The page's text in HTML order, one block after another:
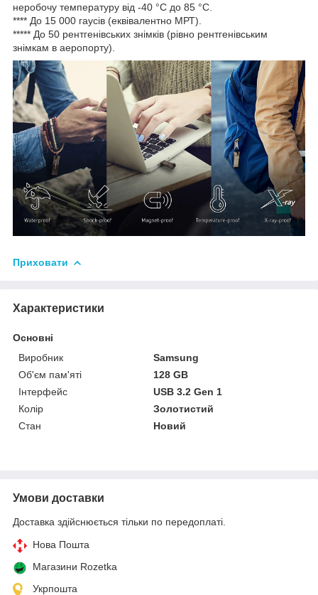
неробочу температуру від -40 °C до 85 °C.
**** До 15 000 гаусів (еквівалентно МРТ).
***** До 50 рентгенівських знімків (рівно рентгенівським
знімкам в аеропорту).
Приховати
Характеристики
Основні
Виробник
Samsung
Об'єм пам'яті
128 GB
Інтерфейс
USB 3.2 Gen 1
Колір
Золотистий
Стан
Новий
Умови доставки
Доставка здійснюється тільки по передоплаті.
Нова Пошта
Магазини Rozetka
Укрпошта